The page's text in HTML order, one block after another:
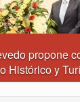
de Tunja
superiores a